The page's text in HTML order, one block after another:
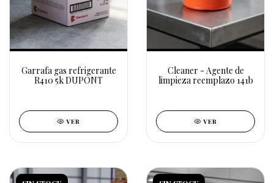
Garrafa gas refrigerante
R410 5k DUPONT
VER
Cleaner - Agente de
limpieza reemplazo 141b
VER